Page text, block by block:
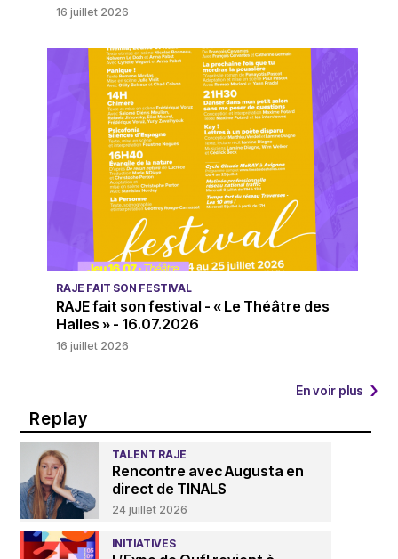
16 juillet 2026
RAJE FAIT SON FESTIVAL
RAJE fait son festival - « Le Théâtre des
Halles » - 16.07.2026
16 juillet 2026
En voir plus
Replay
TALENT RAJE
Rencontre avec Augusta en
direct de TINALS
24 juillet 2026
INITIATIVES